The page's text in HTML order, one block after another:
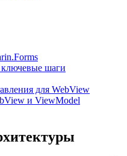
шаги
для WebView
и ViewModel